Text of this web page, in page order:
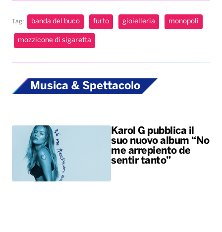
Tag: banda del buco furto gioielleria monopoli
mozzicone di sigaretta
Musica & Spettacolo
Karol G pubblica il
suo nuovo album “No
me arrepiento de
sentir tanto”